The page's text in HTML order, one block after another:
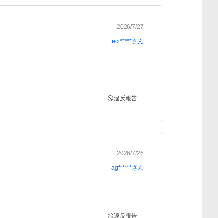
2026/7/27
eci*****さん
違反報告
2026/7/26
agf*****さん
違反報告